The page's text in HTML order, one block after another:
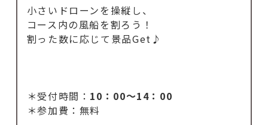
小さいドローンを操縦し、
コース内の風船を割ろう！
割った数に応じて景品Get♪
＊受付時間： 10：00～14：00
＊参加費：無料